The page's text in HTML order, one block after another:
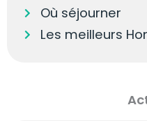
Où séjourner
Les meilleurs